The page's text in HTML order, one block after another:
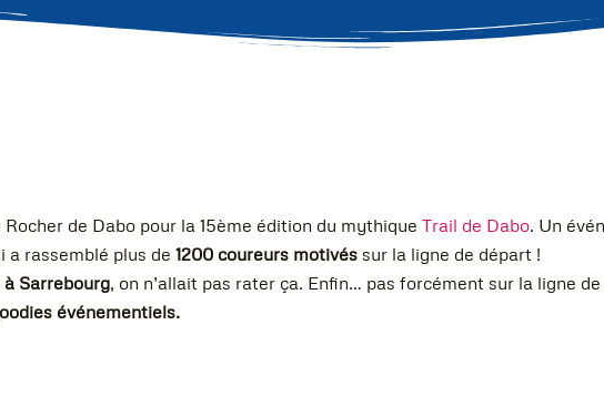
de Dabo pour la 15ème édition du mythique Trail de Dabo. Un
a rassemblé plus de 1200 coureurs motivés sur la ligne de départ !
Sarrebourg, on n’allait pas rater ça. Enfin… pas forcément sur la ligne
événementiels.